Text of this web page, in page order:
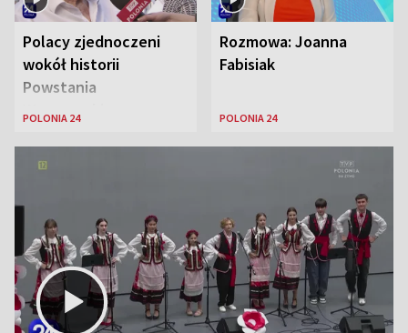
Polacy zjednoczeni
wokół historii
Powstania
Warszawskiego
POLONIA 24
Rozmowa: Joanna
Fabisiak
POLONIA 24